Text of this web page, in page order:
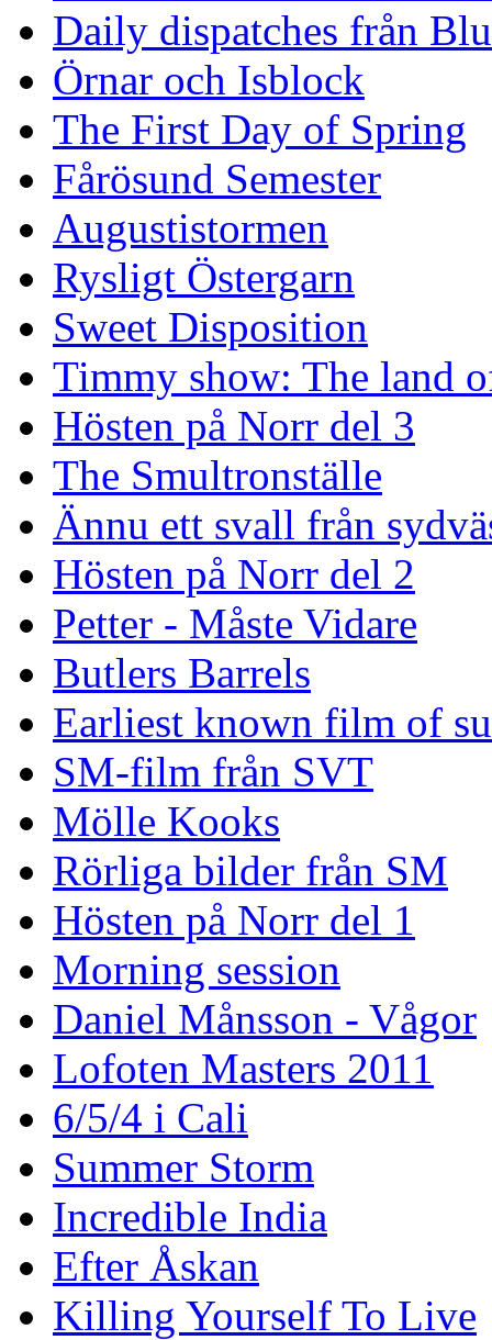
Daily dispatches från
Örnar och Isblock
The First Day of Spring
Fårösund Semester
Augustistormen
Rysligt Östergarn
Sweet Disposition
Timmy show: The land
Hösten på Norr del 3
The Smultronställe
Ännu ett svall från
Hösten på Norr del 2
Petter - Måste Vidare
Butlers Barrels
Earliest known film of
SM-film från SVT
Mölle Kooks
Rörliga bilder från SM
Hösten på Norr del 1
Morning session
Daniel Månsson - Vågor
Lofoten Masters 2011
6/5/4 i Cali
Summer Storm
Incredible India
Efter Åskan
Killing Yourself To Live